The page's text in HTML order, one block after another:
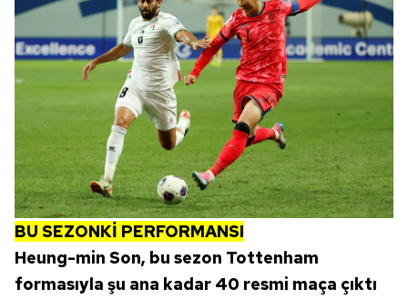
BU SEZONKİ PERFORMANSI
Heung-min Son, bu sezon Tottenham
formasıyla şu ana kadar 40 resmi maça çıktı